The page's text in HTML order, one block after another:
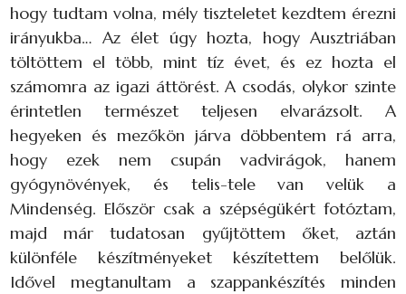
hogy tudtam volna, mély tiszteletet kezdtem érezni
irányukba… Az élet úgy hozta, hogy Ausztriában
töltöttem el több, mint tíz évet, és ez hozta el
számomra az igazi áttörést. A csodás, olykor szinte
érintetlen természet teljesen elvarázsolt. A
hegyeken és mezőkön járva döbbentem rá arra,
hogy ezek nem csupán vadvirágok, hanem
gyógynövények, és telis-tele van velük a
Mindenség. Először csak a szépségükért fotóztam,
majd már tudatosan gyűjtöttem őket, aztán
különféle készítményeket készítettem belőlük.
Idővel megtanultam a szappankészítés minden